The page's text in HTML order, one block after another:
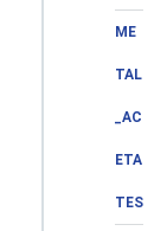
ME
TAL
_AC
ETA
TES